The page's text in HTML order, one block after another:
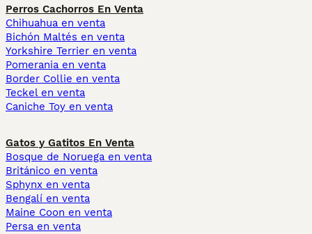
Perros Cachorros En Venta
Chihuahua en venta
Bichón Maltés en venta
Yorkshire Terrier en venta
Pomerania en venta
Border Collie en venta
Teckel en venta
Caniche Toy en venta
Gatos y Gatitos En Venta
Bosque de Noruega en venta
Británico en venta
Sphynx en venta
Bengalí en venta
Maine Coon en venta
Persa en venta